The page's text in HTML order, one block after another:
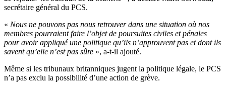
secrétaire général du PCS.
« Nous ne pouvons pas nous retrouver dans une situation où nos
membres pourraient faire l’objet de poursuites civiles et pénales
pour avoir appliqué une politique qu’ils n’approuvent pas et dont ils
savent qu’elle n’est pas sûre », a-t-il ajouté.
Même si les tribunaux britanniques jugent la politique légale, le PCS
n’a pas exclu la possibilité d’une action de grève.